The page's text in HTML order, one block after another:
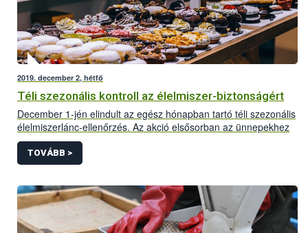
2019. december 2, hétfő
Téli szezonális kontroll az élelmiszer-biztonságért
December 1-jén elindult az egész hónapban tartó téli szezonális
élelmiszerlánc-ellenőrzés. Az akció elsősorban az ünnepekhez
kötődő termékekre, valamint az ünnepi időszakban kiemelt
forgalmat bonyolító vállalkozásokra összpontosít.
TOVÁBB >